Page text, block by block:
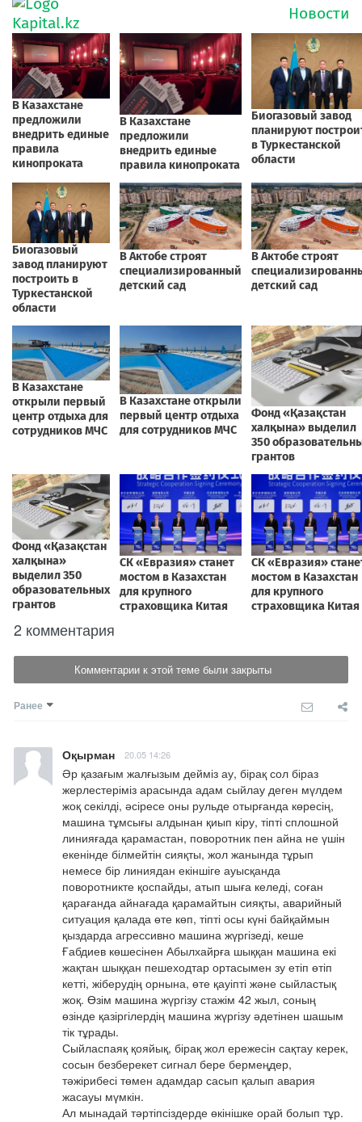
2 комментария
Комментарии к этой теме были закрыты
Ранее
Оқырман 20.05 14:26
Әр қазағым жалғызым дейміз ау, бірақ сол біраз
жерлестеріміз арасында адам сыйлау деген мүлдем
жоқ секілді, әсіресе оны рульде отырғанда көресің,
машина тұмсығы алдынан қиып кіру, тіпті сплошной
линияғада қарамастан, поворотник пен айна не үшін
екенінде білмейтін сияқты, жол жанында тұрып
немесе бір линиядан екіншіге ауысқанда
поворотникте қоспайды, атып шыға келеді, соған
қарағанда айнағада қарамайтын сияқты, аварийный
ситуация қалада өте көп, тіпті осы күні байқаймын
қыздарда агрессивно машина жүргізеді, кеше
Ғабдиев көшесінен Абылхайрға шыққан машина екі
жақтан шыққан пешеходтар ортасымен зу етіп өтіп
кетті, жіберудің орнына, өте қауіпті және сыйластық
жоқ. Өзім машина жүргізу стажім 42 жыл, соның
өзінде қазіргілердің машина жүргізу әдетінен шашым
тік тұрады.
Сыйласпаяқ қояйық, бірақ жол ережесін сақтау керек,
сосын безберекет сигнал бере бермеңдер,
тәжірибесі төмен адамдар сасып қалып авария
жасауы мүмкін.
Ал мынадай тәртіпсіздерде өкінішке орай болып тұр.